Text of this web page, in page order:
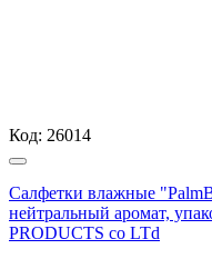
Код: 26014
Салфетки влажные
нейтральный аромат,
PRODUCTS co LTd